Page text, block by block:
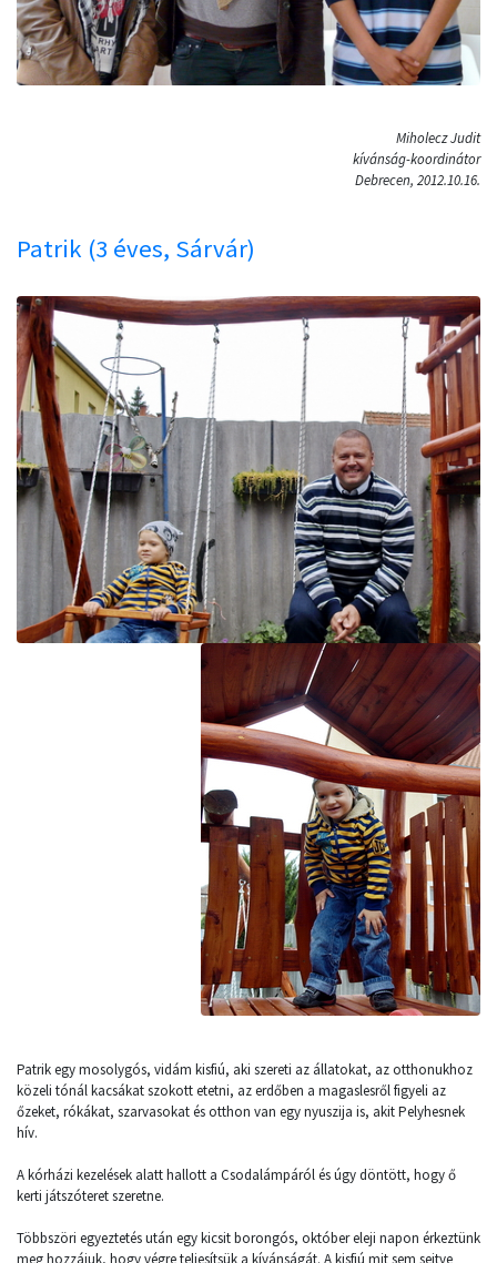
Miholecz Judit
kívánság-koordinátor
Debrecen, 2012.10.16.
Patrik (3 éves, Sárvár)
Patrik egy mosolygós, vidám kisfiú, aki szereti az állatokat, az otthonukhoz
közeli tónál kacsákat szokott etetni, az erdőben a magaslesről figyeli az
őzeket, rókákat, szarvasokat és otthon van egy nyuszija is, akit Pelyhesnek
hív.
A kórházi kezelések alatt hallott a Csodalámpáról és úgy döntött, hogy ő
kerti játszóteret szeretne.
Többszöri egyeztetés után egy kicsit borongós, október eleji napon érkeztünk
meg hozzájuk, hogy végre teljesítsük a kívánságát. A kisfiú mit sem sejtve